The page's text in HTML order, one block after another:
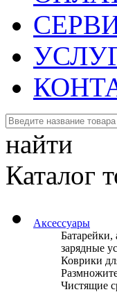
найти
Каталог
Аксессуары
Батарейки,
зарядные
Коврики
Чистящие